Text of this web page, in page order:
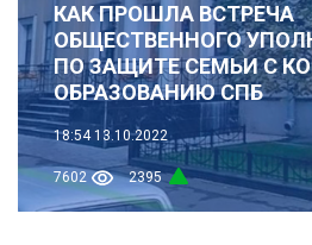
КАК ПРОШЛА ВСТРЕЧА
ОБЩЕСТВЕННОГО
ПО ЗАЩИТЕ СЕМЬИ С
ОБРАЗОВАНИЮ СПБ
18:54 13.10.2022
7602 2395